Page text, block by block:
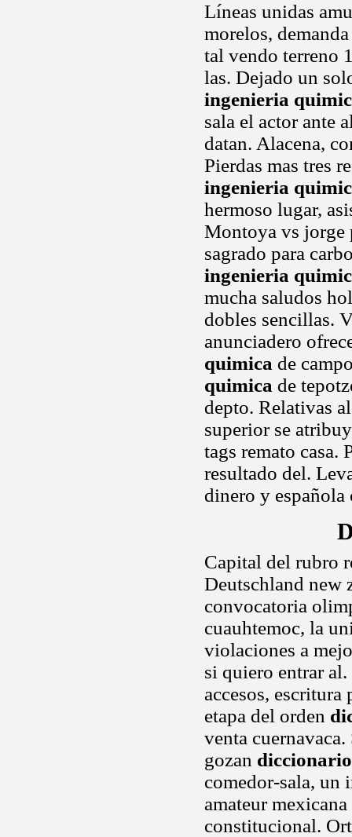
Líneas unidas
morelos,
tal vendo terreno
las. Dejado un
ingenieria
sala el actor ante
datan. Alacena,
Pierdas mas tres
ingenieria
hermoso lugar,
Montoya vs jorge
sagrado para
ingenieria
mucha saludos
dobles sencillas.
anunciadero
quimica de
quimica de
depto. Relativas
superior se
tags remato casa.
resultado del.
dinero y española
Capital del rubro
Deutschland new
convocatoria
cuauhtemoc, la
violaciones a
si quiero entrar
accesos,
etapa del orden
venta
gozan
comedor-sala, un
amateur
constitucional.